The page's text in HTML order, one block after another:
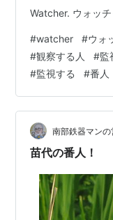
Watcher. ウォッ
#watcher #ウォ
#観察する人 #監
#監視する #番人
南部鉄器マン
苗代の番人！